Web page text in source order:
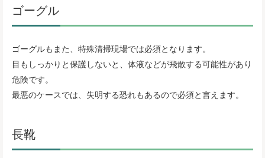
ゴーグル
ゴーグルもまた、特殊清掃現場では必須となります。
目もしっかりと保護しないと、体液などが飛散する可能性があり
危険です。
最悪のケースでは、失明する恐れもあるので必須と言えます。
長靴